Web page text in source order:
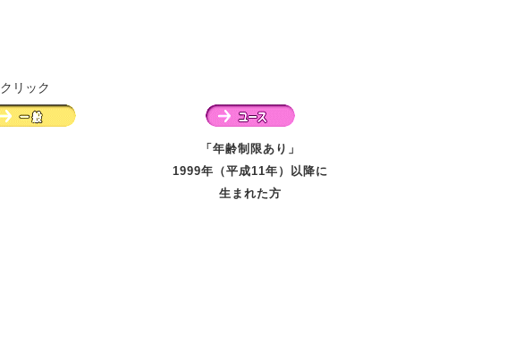
クリック
「年齢制限あり」
1999年（平成11年）以降に
生まれた方